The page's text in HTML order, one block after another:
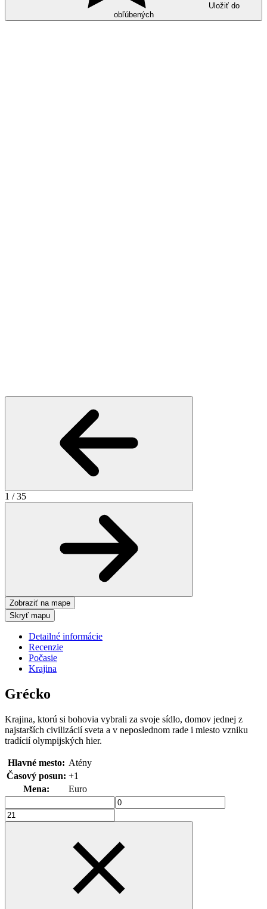
Uložiť do
obľúbených
1 /35
Zobraziť na mape
Skryť mapu
Detailné informácie
Recenzie
Počasie
Krajina
Grécko
Krajina, ktorú si bohovia vybrali za svoje sídlo, domov jednej z
najstarších civilizácií sveta a v neposlednom rade i miesto vzniku
tradícií olympijských hier.
Hlavné mesto: Atény
Časový posun: +1
Mena:
Euro